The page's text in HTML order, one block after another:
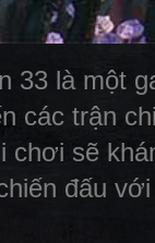
33 là một
các trận
chơi sẽ
đấu